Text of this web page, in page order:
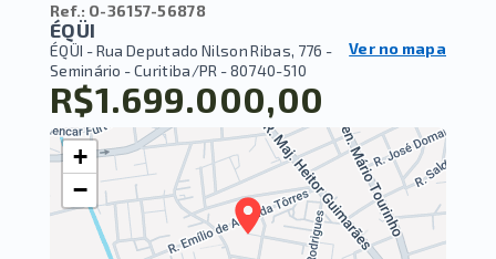
Ref.: O-36157-56878
ÉQÜI
ÉQÜI -Rua Deputado Nilson Ribas, 776 -
Seminário - Curitiba/PR - 80740-510
Ver no mapa
R$1.699.000,00
+
−